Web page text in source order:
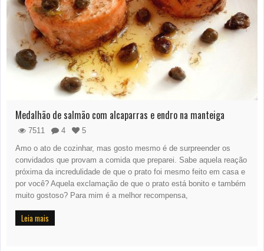
Medalhão de salmão com alcaparras e endro na manteiga
7511 4
5
Amo o ato de cozinhar, mas gosto mesmo é de surpreender os
convidados que provam a comida que preparei. Sabe aquela reação
próxima da incredulidade de que o prato foi mesmo feito em casa e
por você? Aquela exclamação de que o prato está bonito e também
muito gostoso? Para mim é a melhor recompensa,
Leia mais